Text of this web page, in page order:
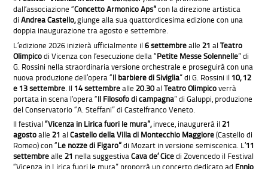
dall’associazione “Concetto Armonico Aps”con la direzione artistica
diAndrea Castello,giunge alla sua quattordicesima edizione con una
doppia inaugurazione tra agosto e settembre.
L’edizione 2026 inizierà ufficialmente il6 settembrealle 21 alTeatro
Olimpicodi Vicenza con l’esecuzione della “Petite Messe Solennelle” di
G. Rossini nella straordinaria versione orchestrale e proseguirà con una
nuova produzione dell’opera “Il barbiere di Siviglia” di G. Rossini il 10, 12
e 13 settembre. Il 14 settembrealle 20.30alTeatro Olimpicoverrà
portata in scena l’opera “Il Filosofo di campagna” di Galuppi, produzione
del Conservatorio “A. Steffani” di Castelfranco Veneto.
Il festival“Vicenza in Lirica fuori le mura”,invece, inaugurerà il21
agostoalle 21 alCastello della Villa di Montecchio Maggiore(Castello di
Romeo) con “Le nozze di Figaro”di Mozart in versione semiscenica. L’11
settembrealle 21 nella suggestivaCava de’ Cicedi Zovencedo il Festival
“Vicenza in Lirica fuori le mura” proporrà un concerto dedicato ad Ennio